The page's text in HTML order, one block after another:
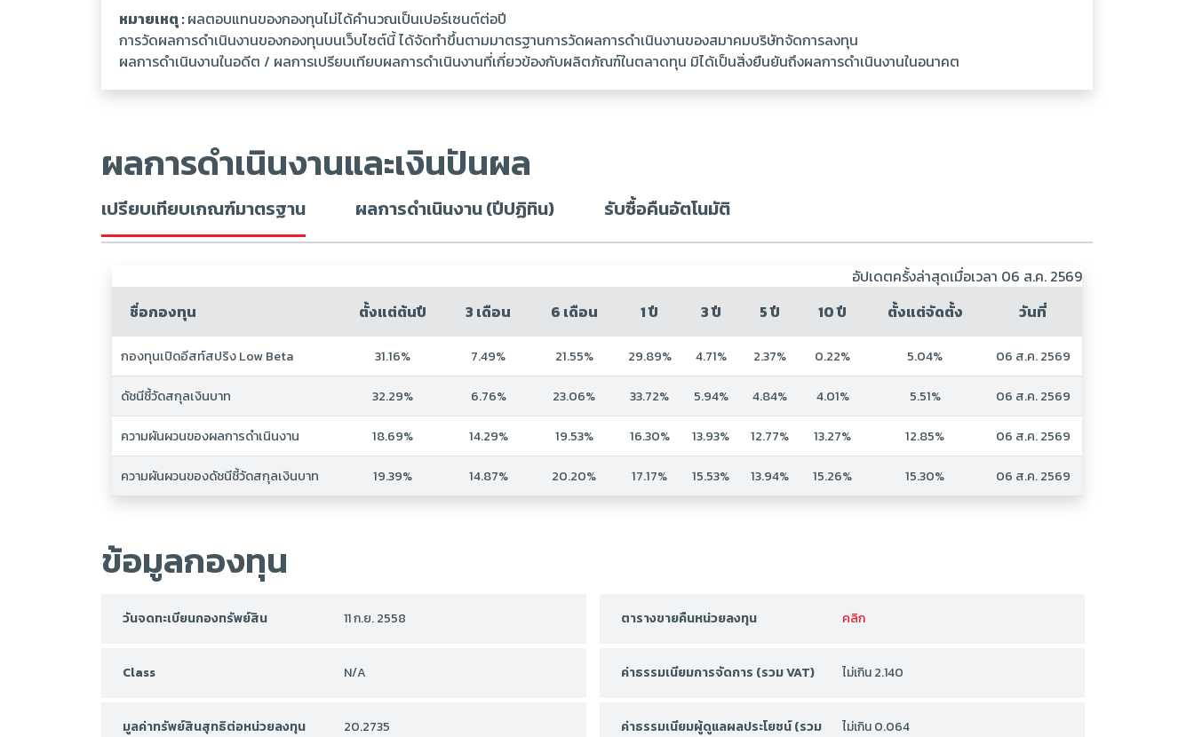
หมายเหตุ :ผลตอบแทนของกองทุนไม่ได้คำนวณเป็นเปอร์เซนต์ต่อปี
การวัดผลการดำเนินงานของกองทุนบนเว็บไซต์นี้ ได้จัดทำขึ้นตามมาตรฐานการวัดผลการดำเนินงานของสมาคมบริษัทจัดการลงทุน
ผลการดำเนินงานในอดีต / ผลการเปรียบเทียบผลการดำเนินงานที่เกี่ยวข้องกับผลิตภัณฑ์ในตลาดทุน มิได้เป็นสิ่งยืนยันถึงผลการดำเนินงานในอนาคต
ผลการดำเนินงานและเงินปันผล
เปรียบเทียบเกณฑ์มาตรฐาน ผลการดำเนินงาน (ปีปฏิทิน) รับซื้อคืนอัตโนมัติ
อัปเดตครั้งล่าสุดเมื่อเวลา 06 ส.ค. 2569
ชื่อกองทุน
ตั้งแต่ต้นปี 3 เดือน 6 เดือน 1 ปี 3 ปี 5 ปี 10 ปี ตั้งแต่จัดตั้ง วันที่
กองทุนเปิดอีสท์สปริง Low Beta 31.16% 7.49% 21.55% 29.89% 4.71% 2.37% 0.22% 5.04% 06 ส.ค. 2569
ดัชนีชี้วัดสกุลเงินบาท 32.29% 6.76% 23.06% 33.72% 5.94% 4.84% 4.01% 5.51% 06 ส.ค. 2569
ความผันผวนของผลการดำเนินงาน 18.69% 14.29% 19.53% 16.30% 13.93% 12.77% 13.27% 12.85% 06 ส.ค. 2569
ความผันผวนของดัชนีชี้วัดสกุลเงินบาท 19.39% 14.87% 20.20% 17.17% 15.53% 13.94% 15.26% 15.30% 06 ส.ค. 2569
ข้อมูลกองทุน
วันจดทะเบียนกองทรัพย์สิน 11 ก.ย. 2558
Class N/A
มูลค่าทรัพย์สินสุทธิต่อหน่วยลงทุน 20.2735
ตารางขายคืนหน่วยลงทุน คลิก
ค่าธรรมเนียมการจัดการ (รวม VAT) ไม่เกิน 2.140
ค่าธรรมเนียมผู้ดูแลผลประโยชน์ (รวม
ไม่เกิน 0.064